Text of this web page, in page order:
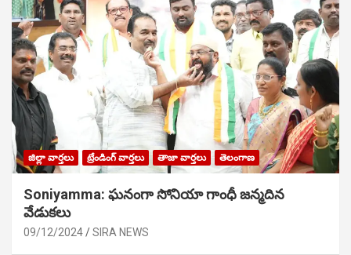
జిల్లా వార్తలు ట్రేండింగ్ వార్తలు తాజా వార్తలు తెలంగాణ
Soniyamma: ఘ‌నంగా సోనియా గాంధీ జ‌న్మ‌దిన
వేడుక‌లు
09/12/2024 SIRA NEWS